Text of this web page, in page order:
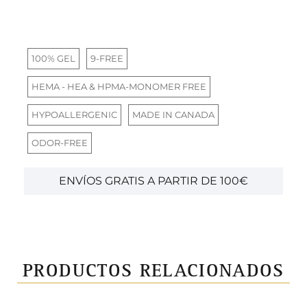
100% GEL 9-FREE
HEMA - HEA & HPMA-MONOMER FREE
HYPOALLERGENIC MADE IN CANADA
ODOR-FREE
ENVÍOS GRATIS A PARTIR DE 100€
PRODUCTOS RELACIONADOS